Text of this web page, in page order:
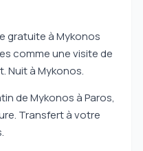
gratuite à Mykonos
comme une visite de
Nuit à Mykonos.
de Mykonos à Paros,
Transfert à votre